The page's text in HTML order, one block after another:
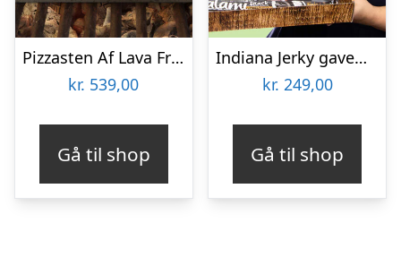
Pizzasten Af Lava Fra Etna
kr. 539,00
Gå til shop
Indiana Jerky gaveæske
kr. 249,00
Gå til shop